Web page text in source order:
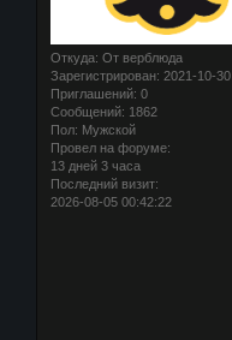
Откуда: От верблюда
Зарегистрирован: 2021-10-30
Приглашений: 0
Сообщений: 1862
Пол: Мужской
Провел на форуме:
13 дней 3 часа
Последний визит:
2026-08-05 00:42:22